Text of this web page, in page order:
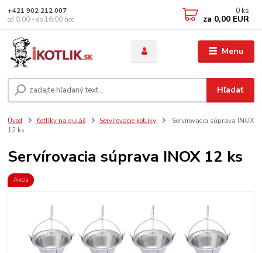
Menu
Hľadať
+421 902 212 007
od 8:00 - do 16:00 hod
0 ks
za 0,00 EUR
Úvod Kotlíky na guláš Servírovacie kotlíky
Servírovacia súprava INOX
12 ks
Servírovacia súprava INOX 12 ks
Akcia